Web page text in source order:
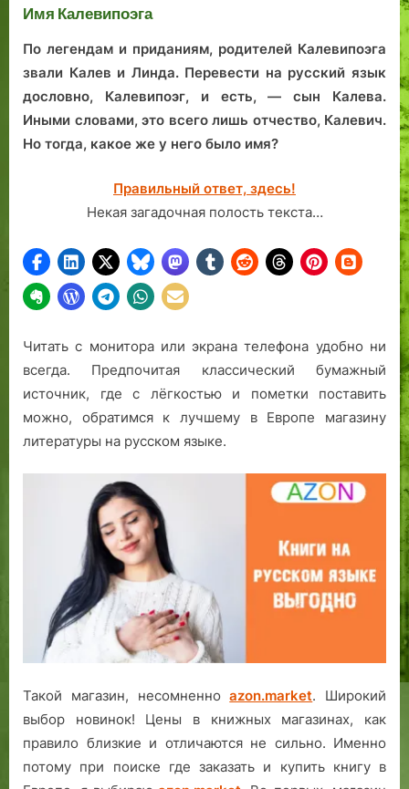
Имя Калевипоэга
По легендам и приданиям, родителей Калевипоэга
звали Калев и Линда. Перевести на русский язык
дословно, Калевипоэг, и есть, — сын Калева.
Иными словами, это всего лишь отчество, Калевич.
Но тогда, какое же у него было имя?
Правильный ответ, здесь!
Некая загадочная полость текста…
Читать с монитора или экрана телефона удобно ни
всегда. Предпочитая классический бумажный
источник, где с лёгкостью и пометки поставить
можно, обратимся к лучшему в Европе магазину
литературы на русском языке.
Такой магазин, несомненноazon.market. Широкий
выбор новинок! Цены в книжных магазинах, как
правило близкие и отличаются не сильно. Именно
потому при поиске где заказать и купить книгу в